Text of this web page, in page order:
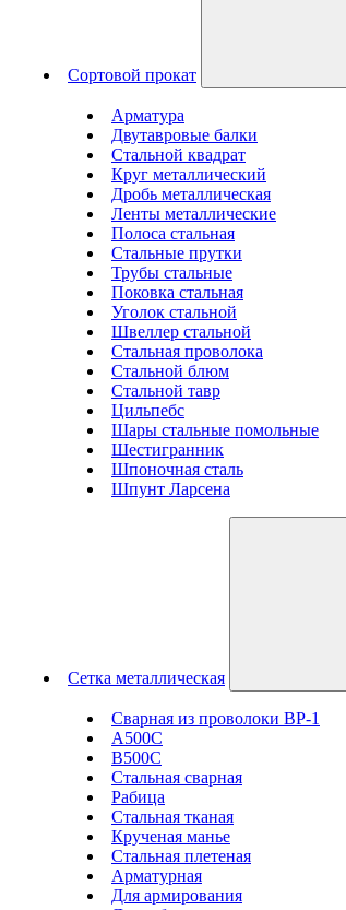
Сортовой прокат
Арматура
Двутавровые балки
Стальной квадрат
Круг металлический
Дробь металлическая
Ленты металлические
Полоса стальная
Стальные прутки
Трубы стальные
Поковка стальная
Уголок стальной
Швеллер стальной
Стальная проволока
Стальной блюм
Стальной тавр
Цильпебс
Шары стальные помольные
Шестигранник
Шпоночная сталь
Шпунт Ларсена
Сетка металлическая
Сварная из проволоки ВР-1
А500С
В500С
Стальная сварная
Рабица
Стальная тканая
Крученая манье
Стальная плетеная
Арматурная
Для армирования